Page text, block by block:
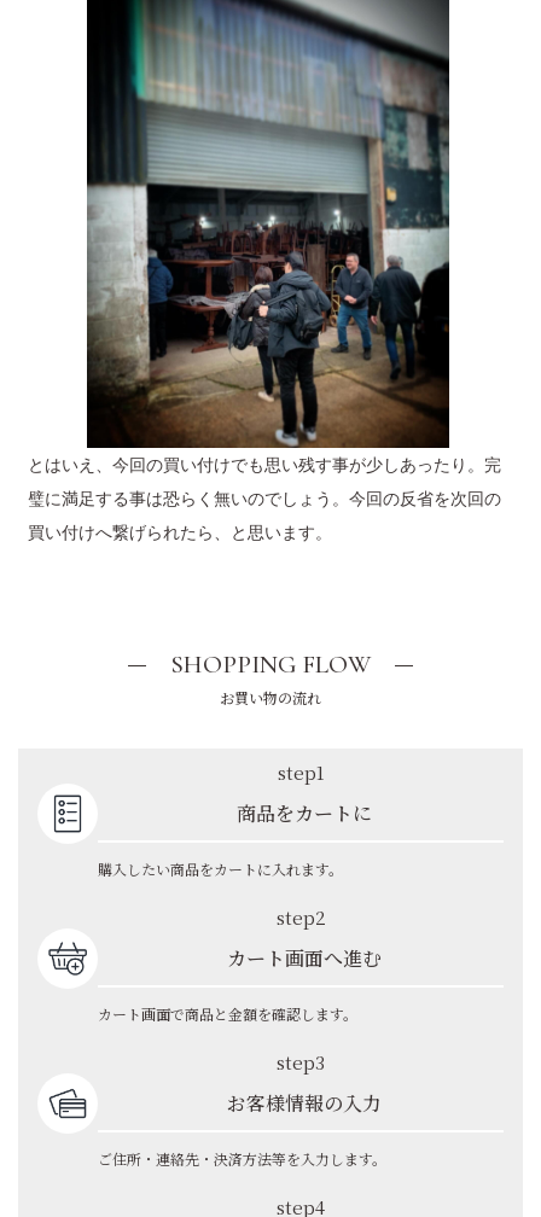
とはいえ、今回の買い付けでも思い残す事が少しあったり。完
璧に満足する事は恐らく無いのでしょう。今回の反省を次回の
買い付けへ繋げられたら、と思います。
SHOPPING FLOW
お買い物の流れ
step1
商品をカートに
購入したい商品をカートに入れます。
step2
カート画面へ進む
カート画面で商品と金額を確認します。
step3
お客様情報の入力
ご住所・連絡先・決済方法等を入力します。
step4